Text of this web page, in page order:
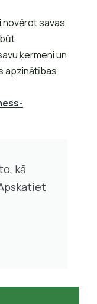
savas
ķermeni un
apzinātības
kā